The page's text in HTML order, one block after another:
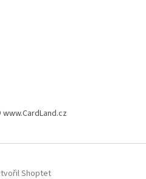
www.CardLand.cz
Shoptet